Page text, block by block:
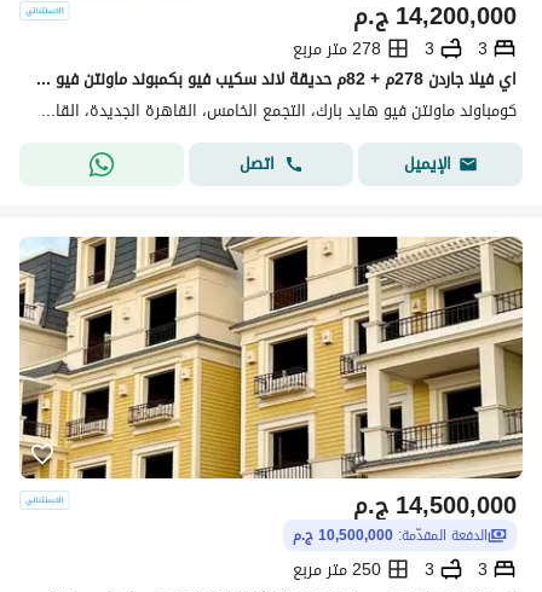
ج.م14,200,000
3
3
278 متر مربع
اي فيلا جاردن 278م + 82م حديقة لاند سكيب فيو بكمبوند ماونتن فيو هايد بارك Mountain view hyde park
كومباوند ماونتن فيو هايد بارك، التجمع الخامس، القاهرة الجديدة، القاهرة
الإيميل
اتصل
ج.م14,500,000
الدفعة المقدّمة: 10,500,000 ج.م
3
3
250 متر مربع